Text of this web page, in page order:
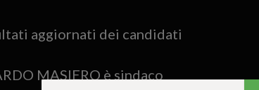
aggiornati dei candidati
MASIERO è sindaco